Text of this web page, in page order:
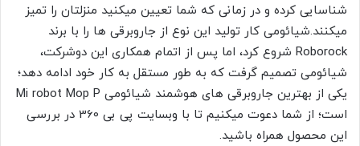
شناسایی کرده و در زمانی که شما تعیین میکنید منزلتان را تمیز
میکنند.شیائومی کار تولید این نوع از جاروبرقی ها را با برند
Roborock شروع کرد، اما پس از اتمام همکاری این دوشرکت،
شیائومی تصمیم گرفت که به طور مستقل به کار خود ادامه دهد؛
یکی از بهترین جاروبرقی های هوشمند شیائومی Mi robot Mop P
است؛ از شما دعوت میکنیم تا با وبسایت پی بی 360 در بررسی
این محصول همراه باشید.